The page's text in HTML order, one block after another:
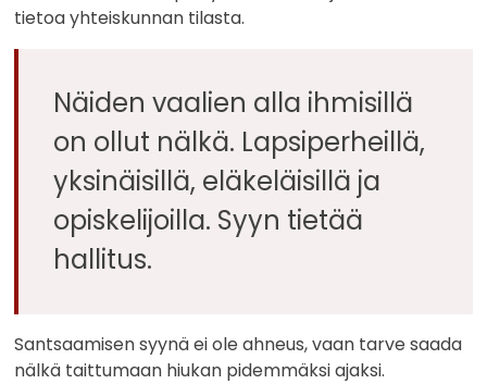
tietoa yhteiskunnan tilasta.
Näiden vaalien alla ihmisillä
on ollut nälkä. Lapsiperheillä,
yksinäisillä, eläkeläisillä ja
opiskelijoilla. Syyn tietää
hallitus.
Santsaamisen syynä ei ole ahneus, vaan tarve saada
nälkä taittumaan hiukan pidemmäksi ajaksi.